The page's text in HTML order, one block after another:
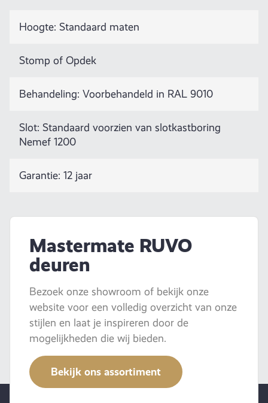
Hoogte: Standaard maten
Stomp of Opdek
Behandeling: Voorbehandeld in RAL 9010
Slot: Standaard voorzien van slotkastboring
Nemef 1200
Garantie: 12 jaar
Mastermate RUVO
deuren
Bezoek onze showroom of bekijk onze
website voor een volledig overzicht van onze
stijlen en laat je inspireren door de
mogelijkheden die wij bieden.
Bekijk ons assortiment